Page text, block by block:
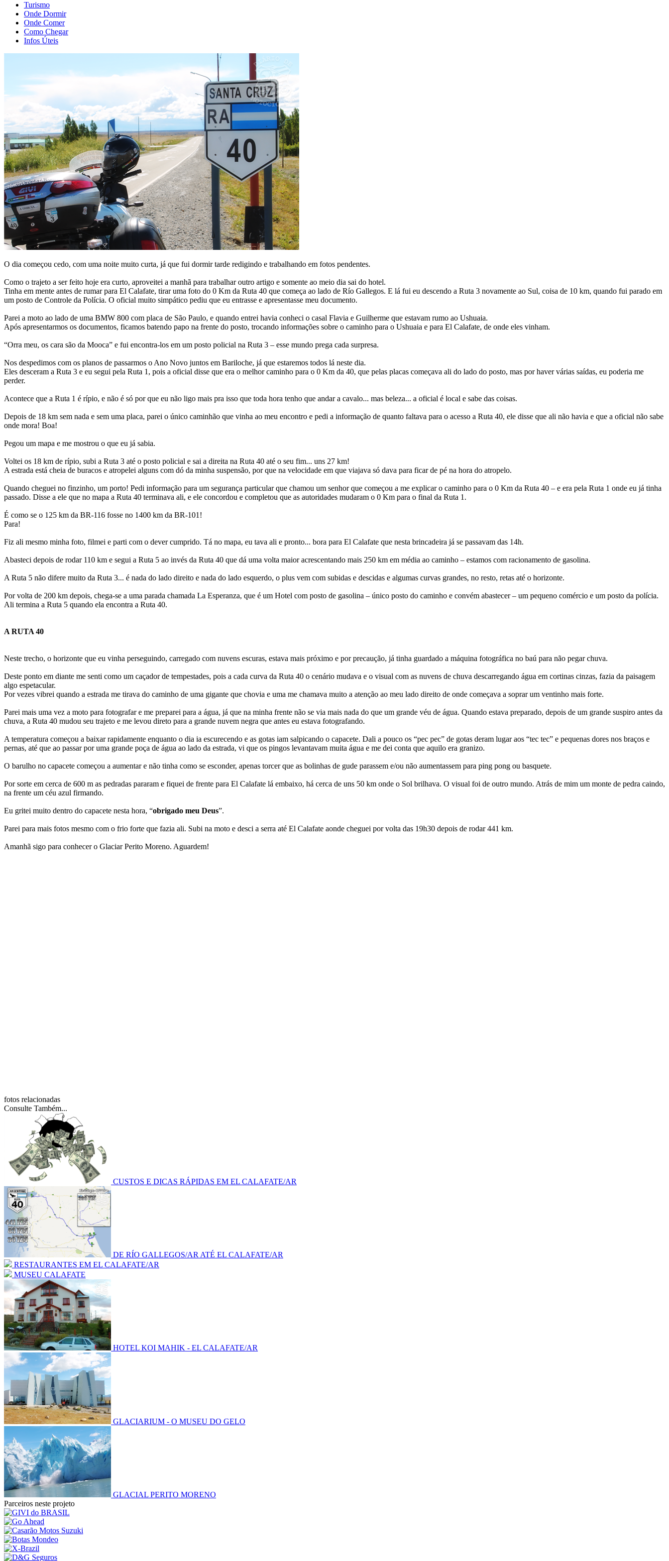
Turismo
Onde Dormir
Onde Comer
Como Chegar
Infos Úteis
O dia começou cedo, com uma noite muito curta, já que fui dormir tarde redigindo e trabalhando em fotos pendentes.
Como o trajeto a ser feito hoje era curto, aproveitei a manhã para trabalhar outro artigo e somente ao meio dia sai do hotel.
Tinha em mente antes de rumar para El Calafate, tirar uma foto do 0 Km da Ruta 40 que começa ao lado de Río Gallegos. E lá fui eu descendo a Ruta 3 novamente ao Sul, coisa de 10 km, quando fui parado em
um posto de Controle da Polícia. O oficial muito simpático pediu que eu entrasse e apresentasse meu documento.
Parei a moto ao lado de uma BMW 800 com placa de São Paulo, e quando entrei havia conheci o casal Flavia e Guilherme que estavam rumo ao Ushuaia.
Após apresentarmos os documentos, ficamos batendo papo na frente do posto, trocando informações sobre o caminho para o Ushuaia e para El Calafate, de onde eles vinham.
“Orra meu, os cara são da Mooca” e fui encontra-los em um posto policial na Ruta 3 – esse mundo prega cada surpresa.
Nos despedimos com os planos de passarmos o Ano Novo juntos em Bariloche, já que estaremos todos lá neste dia.
Eles desceram a Ruta 3 e eu segui pela Ruta 1, pois a oficial disse que era o melhor caminho para o 0 Km da 40, que pelas placas começava ali do lado do posto, mas por haver várias saídas, eu poderia me
perder.
Acontece que a Ruta 1 é rípio, e não é só por que eu não ligo mais pra isso que toda hora tenho que andar a cavalo... mas beleza... a oficial é local e sabe das coisas.
Depois de 18 km sem nada e sem uma placa, parei o único caminhão que vinha ao meu encontro e pedi a informação de quanto faltava para o acesso a Ruta 40, ele disse que ali não havia e que a oficial não sabe
onde mora! Boa!
Pegou um mapa e me mostrou o que eu já sabia.
Voltei os 18 km de rípio, subi a Ruta 3 até o posto policial e sai a direita na Ruta 40 até o seu fim... uns 27 km!
A estrada está cheia de buracos e atropelei alguns com dó da minha suspensão, por que na velocidade em que viajava só dava para ficar de pé na hora do atropelo.
Quando cheguei no finzinho, um porto! Pedi informação para um segurança particular que chamou um senhor que começou a me explicar o caminho para o 0 Km da Ruta 40 – e era pela Ruta 1 onde eu já tinha
passado. Disse a ele que no mapa a Ruta 40 terminava ali, e ele concordou e completou que as autoridades mudaram o 0 Km para o final da Ruta 1.
É como se o 125 km da BR-116 fosse no 1400 km da BR-101!
Para!
Fiz ali mesmo minha foto, filmei e parti com o dever cumprido. Tá no mapa, eu tava ali e pronto... bora para El Calafate que nesta brincadeira já se passavam das 14h.
Abasteci depois de rodar 110 km e segui a Ruta 5 ao invés da Ruta 40 que dá uma volta maior acrescentando mais 250 km em média ao caminho – estamos com racionamento de gasolina.
A Ruta 5 não difere muito da Ruta 3... é nada do lado direito e nada do lado esquerdo, o plus vem com subidas e descidas e algumas curvas grandes, no resto, retas até o horizonte.
Por volta de 200 km depois, chega-se a uma parada chamada La Esperanza, que é um Hotel com posto de gasolina – único posto do caminho e convém abastecer – um pequeno comércio e um posto da polícia.
Ali termina a Ruta 5 quando ela encontra a Ruta 40.
A RUTA 40
Neste trecho, o horizonte que eu vinha perseguindo, carregado com nuvens escuras, estava mais próximo e por precaução, já tinha guardado a máquina fotográfica no baú para não pegar chuva.
Deste ponto em diante me senti como um caçador de tempestades, pois a cada curva da Ruta 40 o cenário mudava e o visual com as nuvens de chuva descarregando água em cortinas cinzas, fazia da paisagem
algo espetacular.
Por vezes vibrei quando a estrada me tirava do caminho de uma gigante que chovia e uma me chamava muito a atenção ao meu lado direito de onde começava a soprar um ventinho mais forte.
Parei mais uma vez a moto para fotografar e me preparei para a água, já que na minha frente não se via mais nada do que um grande véu de água. Quando estava preparado, depois de um grande suspiro antes da
chuva, a Ruta 40 mudou seu trajeto e me levou direto para a grande nuvem negra que antes eu estava fotografando.
A temperatura começou a baixar rapidamente enquanto o dia ia escurecendo e as gotas iam salpicando o capacete. Dali a pouco os “pec pec” de gotas deram lugar aos “tec tec” e pequenas dores nos braços e
pernas, até que ao passar por uma grande poça de água ao lado da estrada, vi que os pingos levantavam muita água e me dei conta que aquilo era granizo.
O barulho no capacete começou a aumentar e não tinha como se esconder, apenas torcer que as bolinhas de gude parassem e/ou não aumentassem para ping pong ou basquete.
Por sorte em cerca de 600 m as pedradas pararam e fiquei de frente para El Calafate lá embaixo, há cerca de uns 50 km onde o Sol brilhava. O visual foi de outro mundo. Atrás de mim um monte de pedra caindo,
na frente um céu azul firmando.
Eu gritei muito dentro do capacete nesta hora, “obrigado meu Deus”.
Parei para mais fotos mesmo com o frio forte que fazia ali. Subi na moto e desci a serra até El Calafate aonde cheguei por volta das 19h30 depois de rodar 441 km.
Amanhã sigo para conhecer o Glaciar Perito Moreno. Aguardem!
fotos relacionadas
Consulte Também...
CUSTOS E DICAS RÁPIDAS EM EL CALAFATE/AR
DE RÍO GALLEGOS/AR ATÉ EL CALAFATE/AR
RESTAURANTES EM EL CALAFATE/AR
MUSEU CALAFATE
HOTEL KOI MAHIK - EL CALAFATE/AR
GLACIARIUM - O MUSEU DO GELO
GLACIAL PERITO MORENO
Parceiros neste projeto